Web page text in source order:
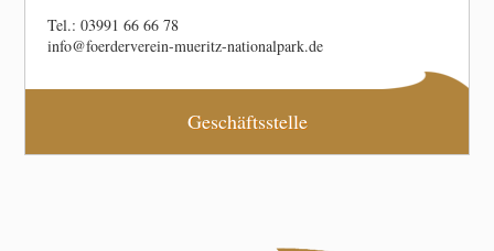
Tel.: 03991 66 66 78
info@foerderverein-mueritz-nationalpark.de
Geschäftsstelle